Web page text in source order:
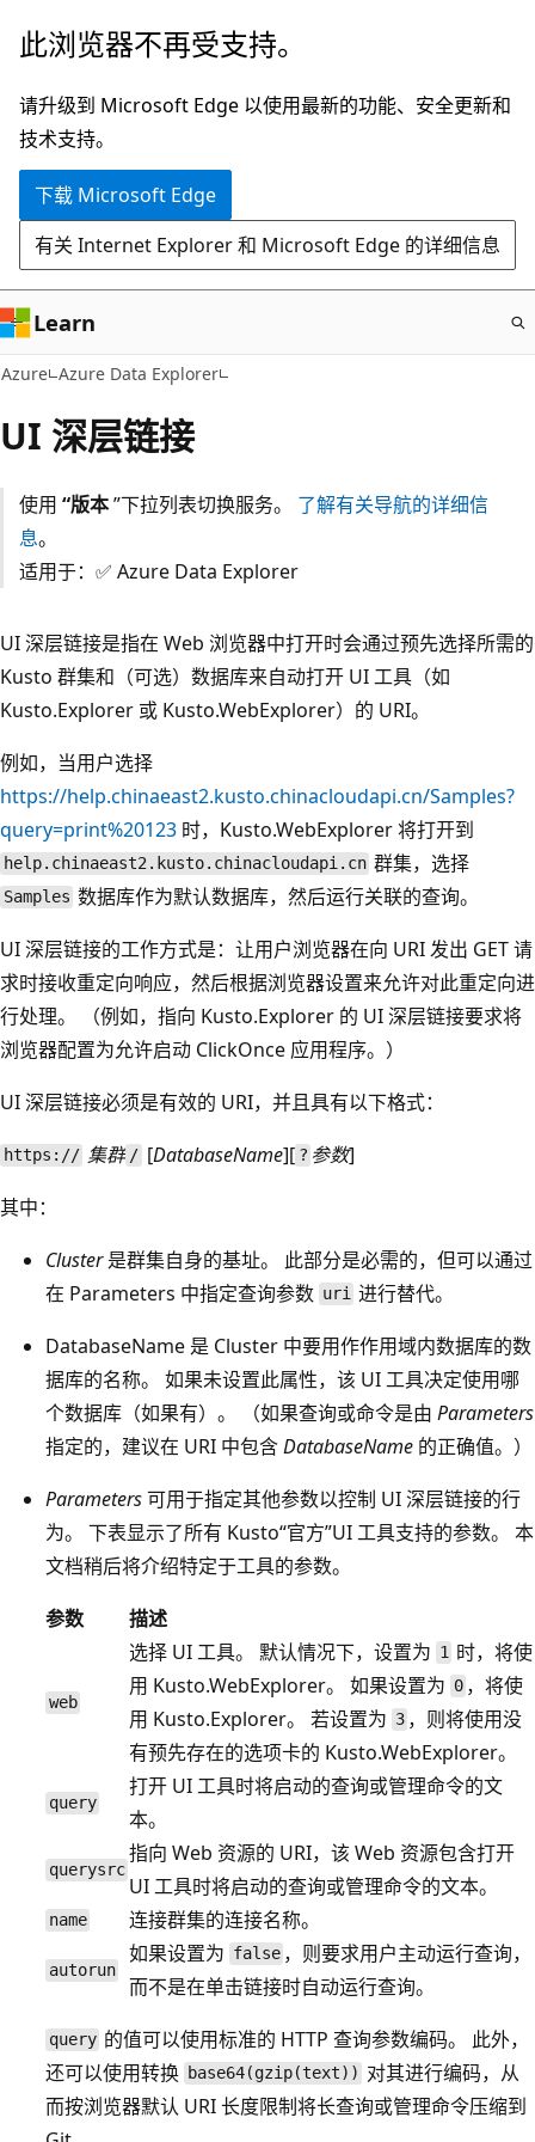
跳
主
要
内
此浏览器不再受支持。
请升级到 Microsoft Edge 以使用最新的功能、安全更新和
技术支持。
下载 Microsoft Edge
有关 Internet Explorer 和 Microsoft Edge 的详细信息
Learn
Azure Azure Data Explorer
UI 深层链接
使用 “版本”下拉列表切换服务。 了解有关导航的详细信
息。
适用于：✅ Azure Data Explorer
UI 深层链接是指在 Web 浏览器中打开时会通过预先选择所需的
Kusto 群集和（可选）数据库来自动打开 UI 工具（如
Kusto.Explorer 或 Kusto.WebExplorer）的 URI。
例如，当用户选择
https://help.chinaeast2.kusto.chinacloudapi.cn/Samples?
query=print%20123 时，Kusto.WebExplorer 将打开到
help.chinaeast2.kusto.chinacloudapi.cn 群集，选择
Samples 数据库作为默认数据库，然后运行关联的查询。
UI 深层链接的工作方式是：让用户浏览器在向 URI 发出 GET 请
求时接收重定向响应，然后根据浏览器设置来允许对此重定向进
行处理。 （例如，指向 Kusto.Explorer 的 UI 深层链接要求将
浏览器配置为允许启动 ClickOnce 应用程序。）
UI 深层链接必须是有效的 URI，并且具有以下格式：
https:// 集群 /[DatabaseName][ ? 参数]
其中：
Cluster是群集自身的基址。 此部分是必需的，但可以通过
在 Parameters 中指定查询参数 uri 进行替代。
DatabaseName 是 Cluster 中要用作作用域内数据库的数
据库的名称。 如果未设置此属性，该 UI 工具决定使用哪
个数据库（如果有）。 （如果查询或命令是由 Parameters
指定的，建议在 URI 中包含DatabaseName 的正确值。）
Parameters可用于指定其他参数以控制 UI 深层链接的行
为。 下表显示了所有 Kusto“官方”UI 工具支持的参数。 本
文档稍后将介绍特定于工具的参数。
参数
描述
web
选择 UI 工具。 默认情况下，设置为 1 时，将使
用 Kusto.WebExplorer。 如果设置为 0 ，将使
用 Kusto.Explorer。 若设置为 3 ，则将使用没
有预先存在的选项卡的 Kusto.WebExplorer。
query
打开 UI 工具时将启动的查询或管理命令的文
本。
querysrc
指向 Web 资源的 URI，该 Web 资源包含打开
UI 工具时将启动的查询或管理命令的文本。
name 连接群集的连接名称。
autorun
如果设置为 false ，则要求用户主动运行查询，
而不是在单击链接时自动运行查询。
query 的值可以使用标准的 HTTP 查询参数编码。 此外，
还可以使用转换 base64(gzip(text)) 对其进行编码，从
而按浏览器默认 URI 长度限制将长查询或管理命令压缩到